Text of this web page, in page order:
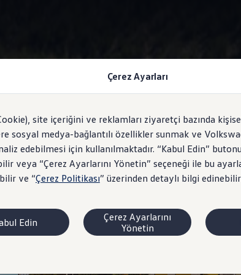
Çerez Ayarları
site içeriğini ve reklamları ziyaretçi bazında
sosyal medya-bağlantılı özellikler sunmak ve
edebilmesi için kullanılmaktadır. “Kabul Edin”
veya “Çerez Ayarlarını Yönetin” seçeneği ile bu
ve “Çerez Politikası” üzerinden detaylı bilgi
Edin
Çerez Ayarlarını
Yönetin
Yarı Otonom Sürüş Asistanı "Travel Assist"
yolda.